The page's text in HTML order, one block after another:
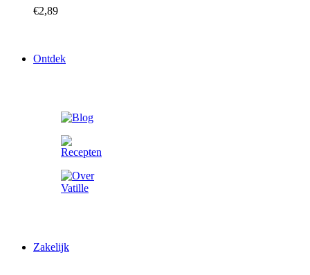
€2,89
Ontdek
Zakelijk